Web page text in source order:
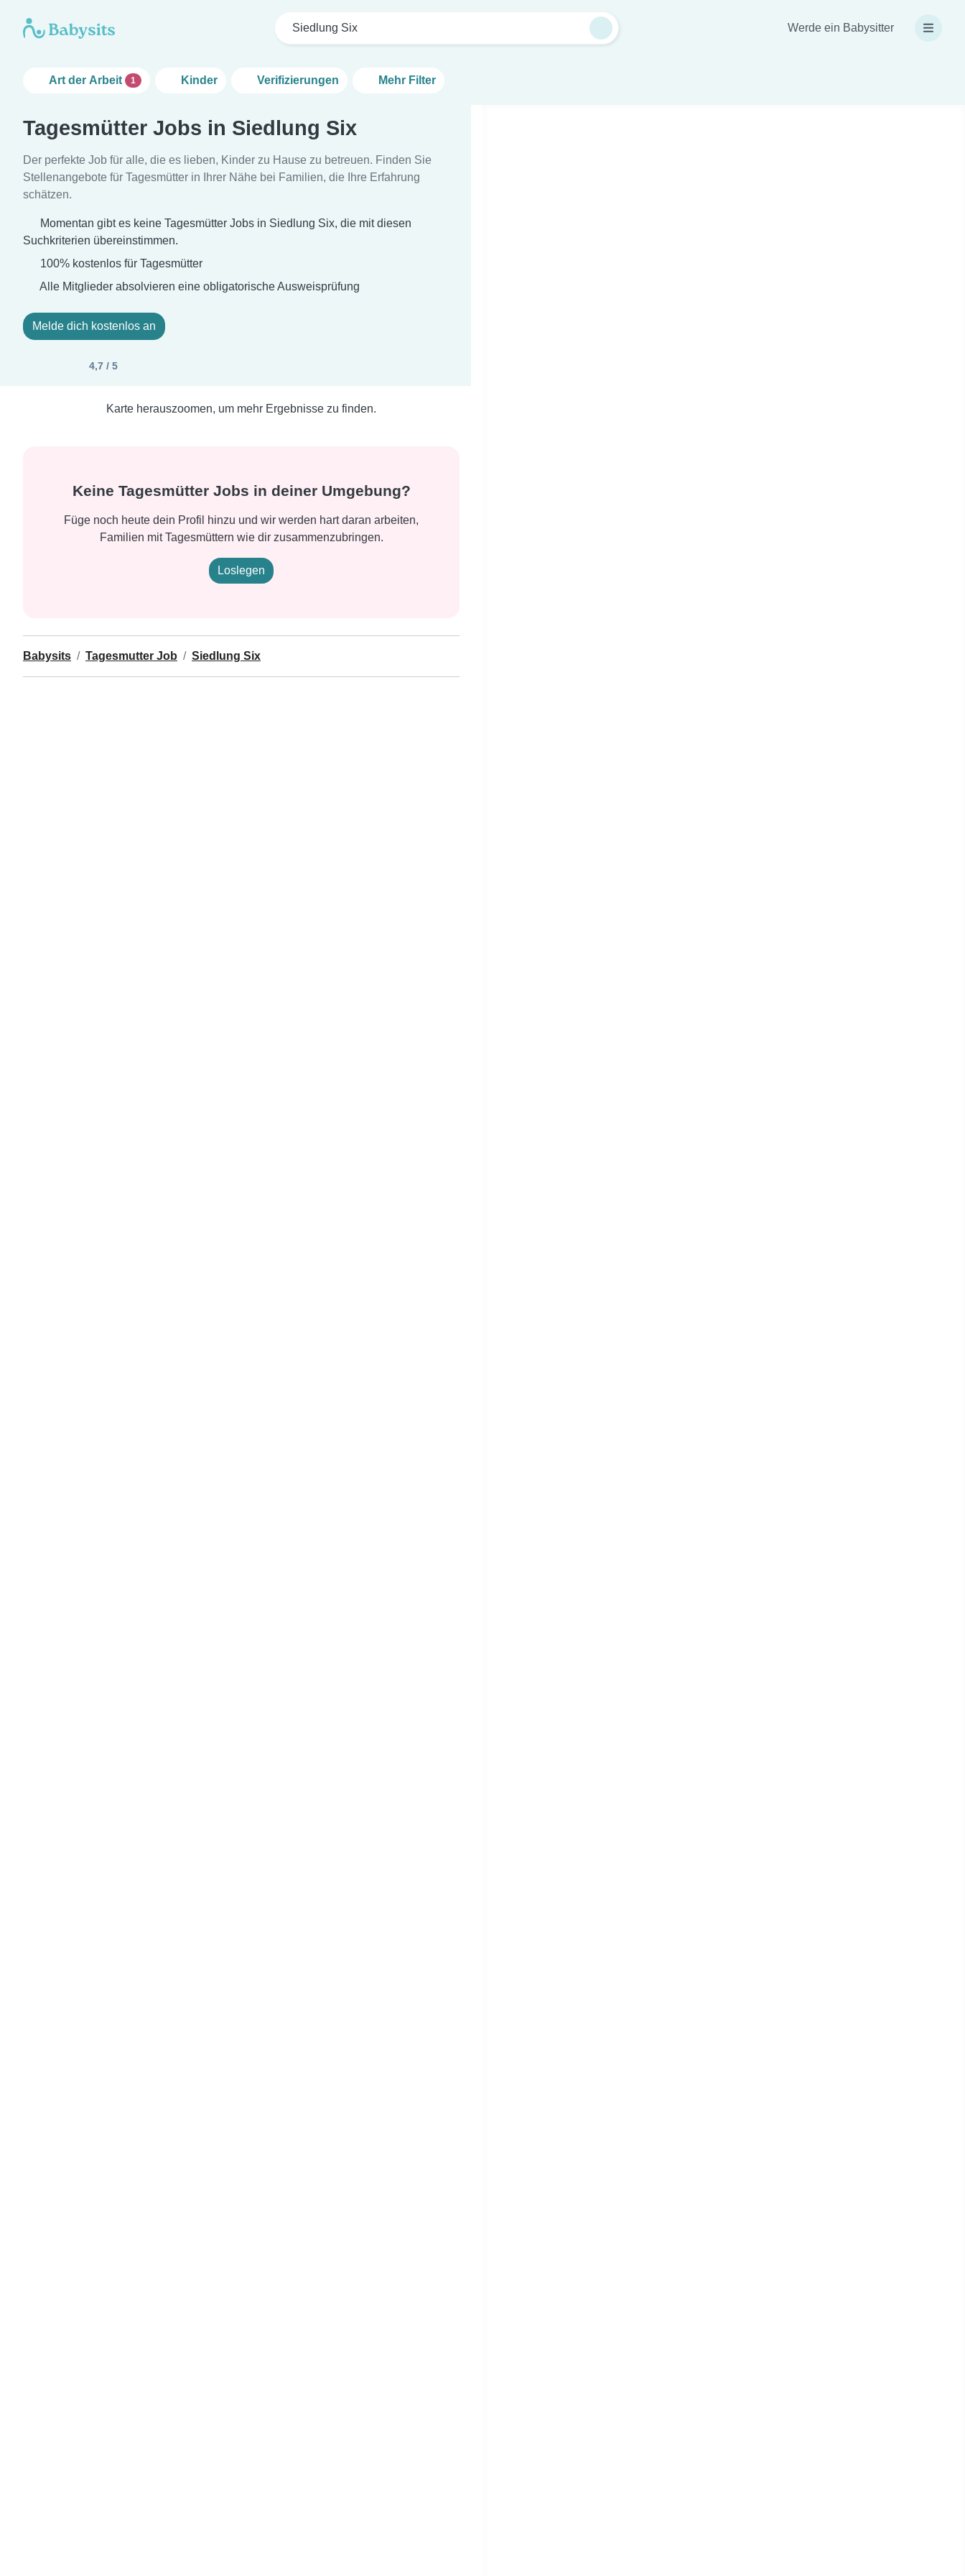
Siedlung Six Werde ein Babysitter
Art der Arbeit 1 Kinder Verifizierungen Mehr Filter
Tagesmütter Jobs in Siedlung Six
Der perfekte Job für alle, die es lieben, Kinder zu Hause zu betreuen. Finden Sie
Stellenangebote für Tagesmütter in Ihrer Nähe bei Familien, die Ihre Erfahrung
schätzen.
Momentan gibt es keine Tagesmütter Jobs in Siedlung Six, die mit diesen
Suchkriterien übereinstimmen.
100% kostenlos für Tagesmütter
Alle Mitglieder absolvieren eine obligatorische Ausweisprüfung
Melde dich kostenlos an
4,7 / 5
Karte herauszoomen, um mehr Ergebnisse zu finden.
Keine Tagesmütter Jobs in deiner Umgebung?
Füge noch heute dein Profil hinzu und wir werden hart daran arbeiten,
Familien mit Tagesmüttern wie dir zusammenzubringen.
Loslegen
Babysits Tagesmutter Job Siedlung Six